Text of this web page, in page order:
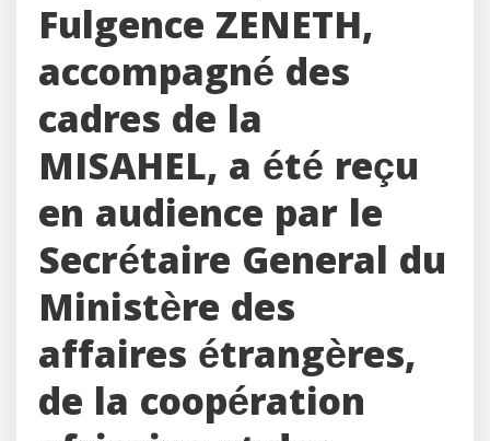
Fulgence ZENETH,
accompagné des
cadres de la
MISAHEL, a été reçu
en audience par le
Secrétaire General du
Ministère des
affaires étrangères,
de la coopération